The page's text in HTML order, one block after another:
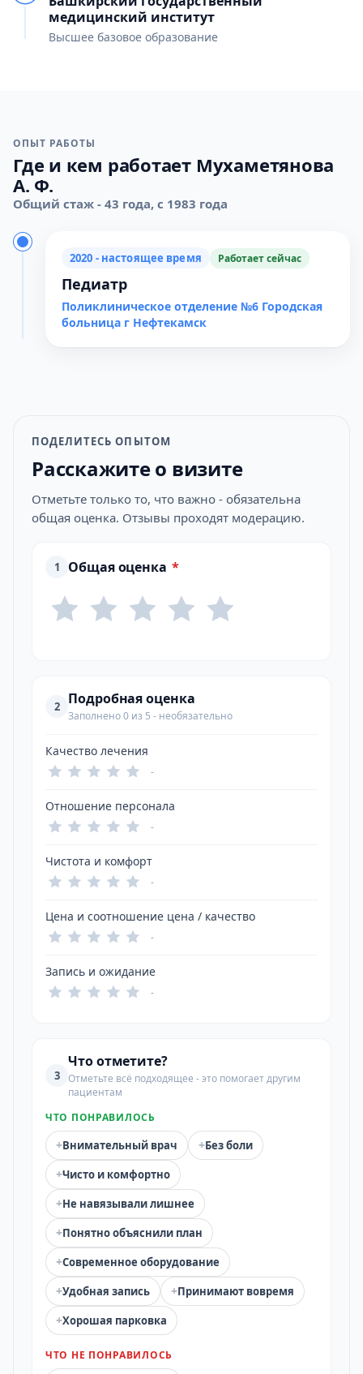
медицинский институт
Высшее базовое образование
ОПЫТ РАБОТЫ
Где и кем работает Мухаметянова
А. Ф.
Общий стаж - 43 года, с 1983 года
2020 - настоящее время Работает сейчас
Педиатр
Поликлиническое отделение №6 Городская
больница г Нефтекамск
ПОДЕЛИТЕСЬ ОПЫТОМ
Расскажите о визите
Отметьте только то, что важно - обязательна
общая оценка. Отзывы проходят модерацию.
1 Общая оценка *
2 Подробная оценка
Заполнено 0 из 5 - необязательно
Качество лечения
-
Отношение персонала
-
Чистота и комфорт
-
Цена и соотношение цена / качество
-
Запись и ожидание
-
3
Что отметите?
Отметьте всё подходящее - это помогает другим
пациентам
ЧТО ПОНРАВИЛОСЬ
+Внимательный врач +Без боли
+Чисто и комфортно
+Не навязывали лишнее
+Понятно объяснили план
+Современное оборудование
+Удобная запись +Принимают вовремя
+Хорошая парковка
ЧТО НЕ ПОНРАВИЛОСЬ